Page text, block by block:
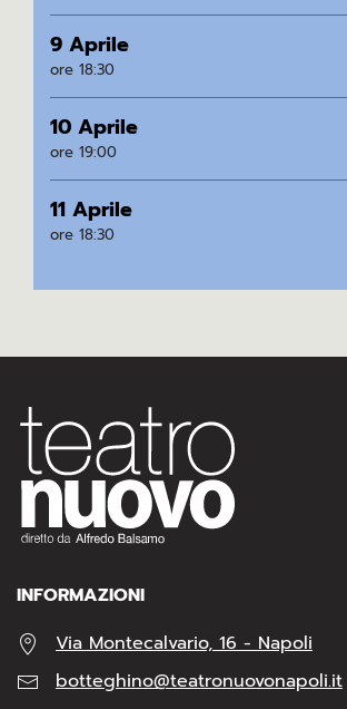
9 Aprile
ore 18:30
10 Aprile
ore 19:00
11 Aprile
ore 18:30
INFORMAZIONI
Via Montecalvario, 16 - Napoli
botteghino@teatronuovonapoli.it